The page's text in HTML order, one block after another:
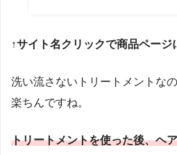
↑サイト名クリックで商品ページ
洗い流さないトリートメントな
楽ちんですね。
トリートメントを使った後、ヘ